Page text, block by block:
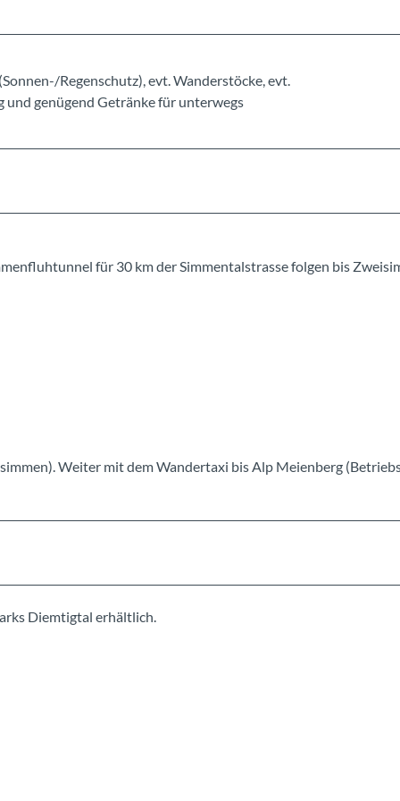
Regenschutz), evt. Wanderstöcke, evt.
und genügend Getränke für unterwegs
für 30 km der Simmentalstrasse folgen bis
Weiter mit dem Wandertaxi bis Alp Meienberg
Diemtigtal erhältlich.